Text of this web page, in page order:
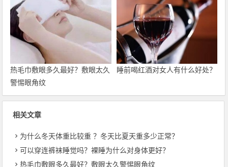
热毛巾敷眼多久最好？敷眼太久
警惕眼角纹
睡前喝红酒对女人有什么好处？
相关文章
为什么冬天体重比较重 ？冬天比夏天重多少正常？
可以穿连裤袜睡觉吗？裸睡为什么对身体更好？
热毛巾敷眼多久最好？敷眼太久警惕眼角纹